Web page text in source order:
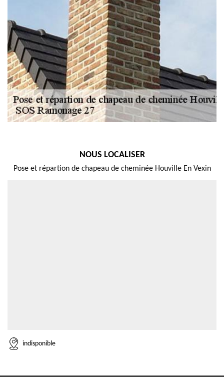
NOUS LOCALISER
Pose et répartion de chapeau de cheminée Houville En Vexin
indisponible